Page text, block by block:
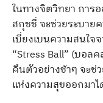
ในทางจิตวิทยา กา
สกุชชี่ จะช่วยระบาย
เบี่ยงเบนความสนใจ
“Stress Ball” (บอล
คืนตัวอย่างช้าๆ จะช่
แห่งความสุขออกมาไ